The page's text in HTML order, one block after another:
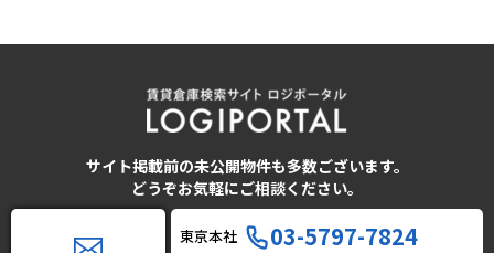
サイト掲載前の未公開物件も多数ございます。
どうぞお気軽にご相談ください。
東京本社 03-5797-7824